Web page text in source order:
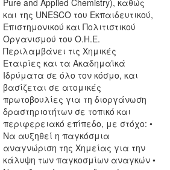
Pure and Applied Chemistry), καθώς
και της UNESCO του Εκπαιδευτικού,
Επιστημονικού και Πολιτιστικού
Οργανισμού του Ο.Η.Ε.
Περιλαμβάνει τις Χημικές
Εταιρίες και τα Ακαδημαϊκά
Ιδρύματα σε όλο τον κόσμο, και
βασίζεται σε ατομικές
πρωτοβουλίες για τη διοργάνωση
δραστηριοτήτων σε τοπικό και
περιφερειακό επίπεδο, με στόχο: •
Να αυξηθεί η παγκόσμια
αναγνώριση της Χημείας για την
κάλυψη των παγκοσμίων αναγκών •